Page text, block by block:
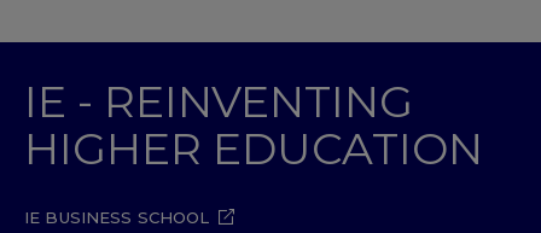
IE - REINVENTING
HIGHER EDUCATION
IE BUSINESS SCHOOL